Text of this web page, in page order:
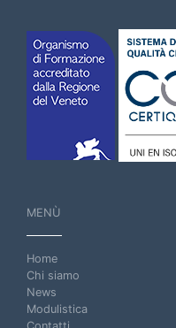
MENÙ
Home
Chi siamo
News
Modulistica